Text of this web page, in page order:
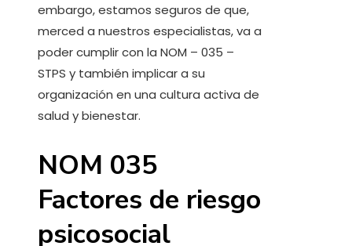
embargo, estamos seguros de que,
merced a nuestros especialistas, va a
poder cumplir con la NOM – 035 –
STPS y también implicar a su
organización en una cultura activa de
salud y bienestar.
NOM 035
Factores de riesgo
psicosocial